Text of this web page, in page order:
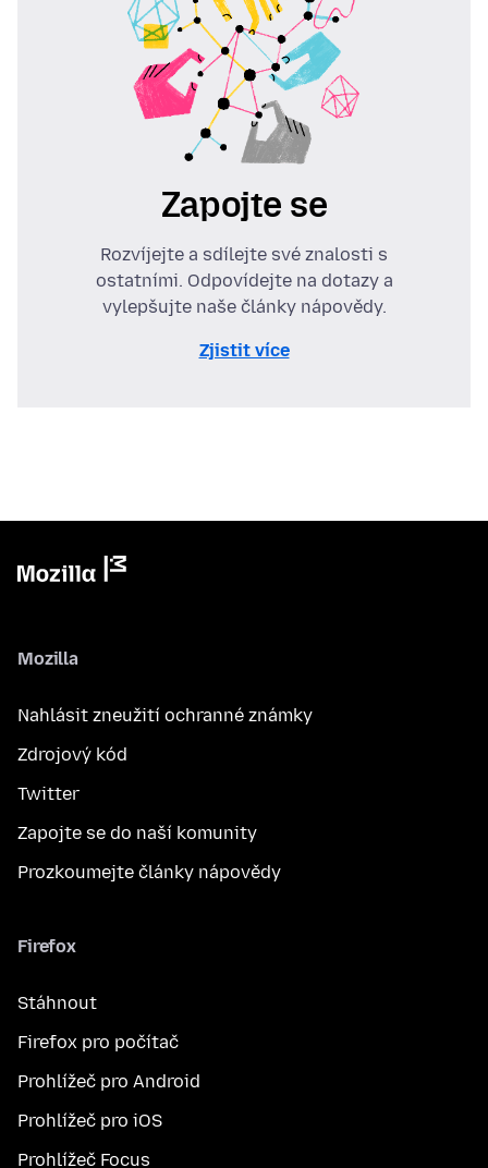
Zapojte se
Rozvíjejte a sdílejte své znalosti s
ostatními. Odpovídejte na dotazy a
vylepšujte naše články nápovědy.
Zjistit více
Mozilla
Nahlásit zneužití ochranné známky
Zdrojový kód
Twitter
Zapojte se do naší komunity
Prozkoumejte články nápovědy
Firefox
Stáhnout
Firefox pro počítač
Prohlížeč pro Android
Prohlížeč pro iOS
Prohlížeč Focus